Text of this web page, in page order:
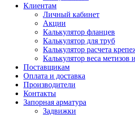
Клиентам
Личный кабинет
Акции
Калькулятор фланцев
Калькулятор для труб
Калькулятор расчета
Калькулятор веса метизов
Поставщикам
Оплата и доставка
Производители
Контакты
Запорная арматура
Задвижки